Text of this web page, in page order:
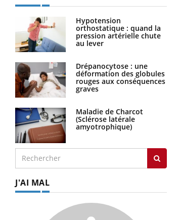
Hypotension
orthostatique : quand la
pression artérielle chute
au lever
Drépanocytose : une
déformation des globules
rouges aux conséquences
graves
Maladie de Charcot
(Sclérose latérale
amyotrophique)
J'AI MAL